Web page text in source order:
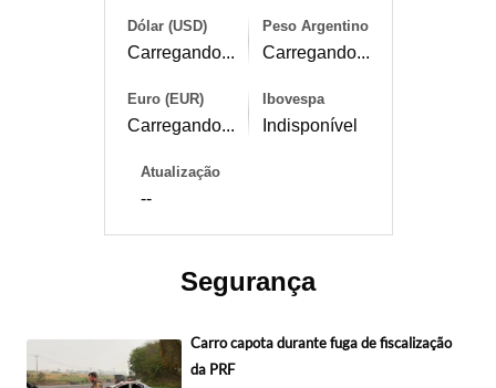
Dólar (USD)
Carregando...
Peso Argentino
Carregando...
Euro (EUR)
Carregando...
Ibovespa
Indisponível
Atualização
--
Segurança
Carro capota durante fuga de fiscalização
da PRF